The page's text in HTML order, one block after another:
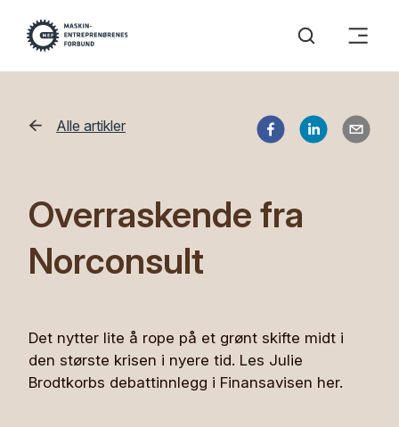
Alle artikler
Overraskende fra
Norconsult
Det nytter lite å rope på et grønt skifte midt i
den største krisen i nyere tid. Les Julie
Brodtkorbs debattinnlegg i Finansavisen her.